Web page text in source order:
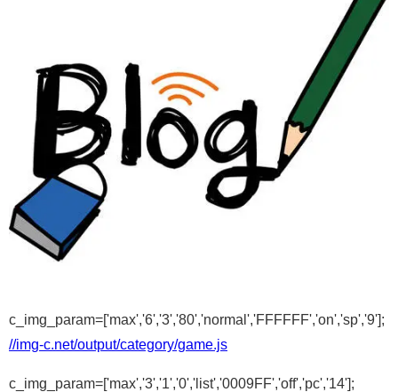
c_img_param=['max','6','3','80','normal','FFFFFF','on','sp','9'];
//img-c.net/output/category/game.js
c_img_param=['max','3','1','0','list','0009FF','off','pc','14'];